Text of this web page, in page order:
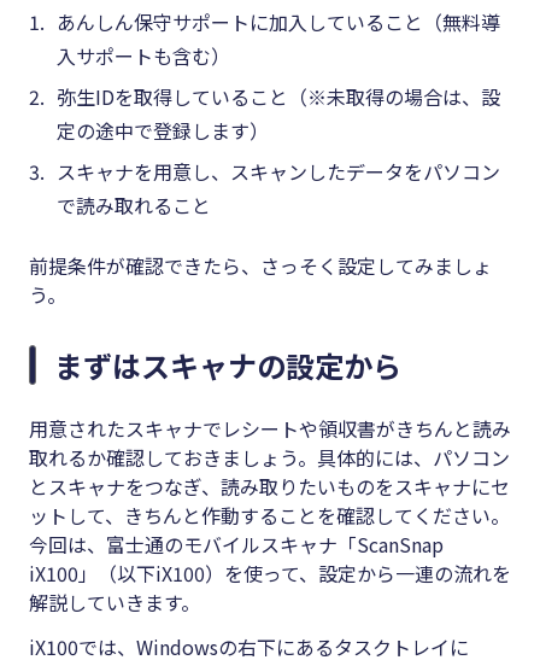
あんしん保守サポートに加入していること（無料導
入サポートも含む）
弥生IDを取得していること（※未取得の場合は、設
定の途中で登録します）
スキャナを用意し、スキャンしたデータをパソコン
で読み取れること
前提条件が確認できたら、さっそく設定してみましょ
う。
まずはスキャナの設定から
用意されたスキャナでレシートや領収書がきちんと読み
取れるか確認しておきましょう。具体的には、パソコン
とスキャナをつなぎ、読み取りたいものをスキャナにセ
ットして、きちんと作動することを確認してください。
今回は、富士通のモバイルスキャナ「ScanSnap
iX100」（以下iX100）を使って、設定から一連の流れを
解説していきます。
iX100では、Windowsの右下にあるタスクトレイに